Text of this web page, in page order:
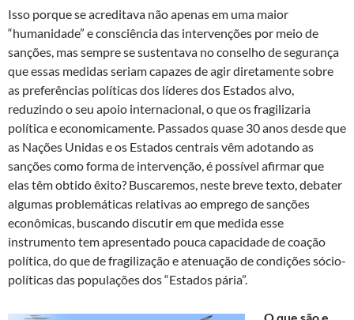
Isso porque se acreditava não apenas em uma maior
“humanidade” e consciência das intervenções por meio de
sanções, mas sempre se sustentava no conselho de segurança
que essas medidas seriam capazes de agir diretamente sobre
as preferências políticas dos líderes dos Estados alvo,
reduzindo o seu apoio internacional, o que os fragilizaria
política e economicamente. Passados quase 30 anos desde que
as Nações Unidas e os Estados centrais vêm adotando as
sanções como forma de intervenção, é possível afirmar que
elas têm obtido êxito? Buscaremos, neste breve texto, debater
algumas problemáticas relativas ao emprego de sanções
econômicas, buscando discutir em que medida esse
instrumento tem apresentado pouca capacidade de coação
política, do que de fragilização e atenuação de condições sócio-
políticas das populações dos “Estados pária”.